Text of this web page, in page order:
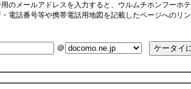
のメールアドレスを入力すると、ウルムチホンフーホ
電話番号等や携帯電話用地図を記載したページへのリン
＠